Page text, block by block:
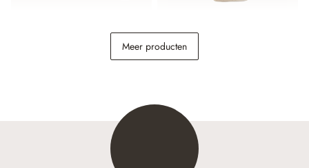
Hanger set van 3 Marlin Sierkonijn Raniah
Meer producten